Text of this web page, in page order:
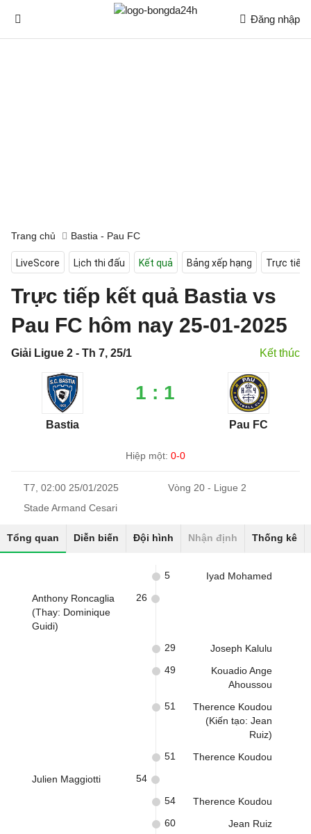
Đăng nhập
Trang chủ Bastia - Pau FC
LiveScore Lịch thi đấu Kết quả Bảng xếp hạng Trực tiếp
Trực tiếp kết quả Bastia vs
Pau FC hôm nay 25-01-2025
Giải Ligue 2 - Th 7, 25/1 Kết thúc
Bastia
1 : 1
Pau FC
Hiệp một: 0-0
T7, 02:00 25/01/2025
Vòng 20 - Ligue 2
Stade Armand Cesari
Tổng quan Diễn biến Đội hình Nhận định Thống kê
Iyad Mohamed
5
Anthony Roncaglia
(Thay: Dominique
Guidi)
26
Joseph Kalulu
29
Kouadio Ange
Ahoussou
49
Therence Koudou
(Kiến tạo: Jean
Ruiz)
51
Therence Koudou
51
Julien Maggiotti 54
Therence Koudou
54
Jean Ruiz
60